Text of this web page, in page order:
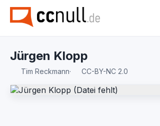
Jürgen Klopp
Tim Reckmann· CC-BY-NC 2.0